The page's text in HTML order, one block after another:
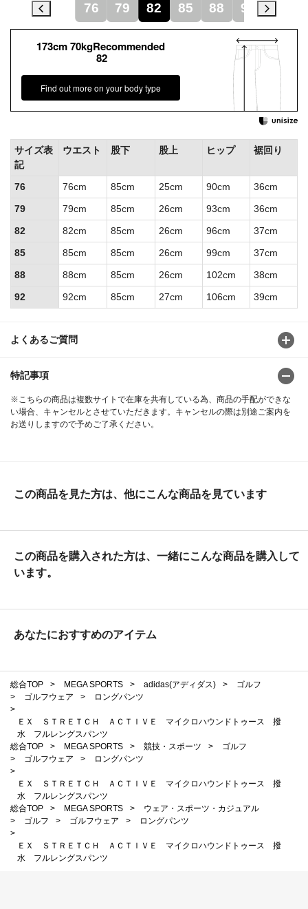
よくあるご質問
特記事項
※こちらの商品は複数サイトで在庫を共有している為、商品の手配ができな
い場合、キャンセルとさせていただきます。キャンセルの際は別途ご案内を
お送りしますので予めご了承ください。
サイズ表
記
ウエスト 股下 股上 ヒップ 裾回り
76 76cm 85cm 25cm 90cm
36cm
79
79cm 85cm 26cm 93cm
36cm
82
82cm 85cm 26cm 96cm
37cm
85
85cm 85cm 26cm 99cm
37cm
88
88cm 85cm 26cm 102cm
38cm
92
92cm 85cm 27cm 106cm 39cm
173cm 70kgRecommended
82
Find out more on your body type
76 79 82 85 88 92
この商品を見た方は、他にこんな商品を見ています
この商品を購入された方は、一緒にこんな商品を購入して
います。
あなたにおすすめのアイテム
総合TOP > MEGA SPORTS > adidas(アディダス) >
ゴルフ
>
ゴルフウェア >
ロングパンツ
>
ＥＸ ＳＴＲＥＴＣＨ ＡＣＴＩＶＥ マイクロハウンドトゥース 撥
水 フルレングスパンツ
総合TOP
> MEGA SPORTS > 競技・スポーツ >
ゴルフ
>
ゴルフウェア >
ロングパンツ
>
ＥＸ ＳＴＲＥＴＣＨ ＡＣＴＩＶＥ マイクロハウンドトゥース 撥
水 フルレングスパンツ
総合TOP
> MEGA SPORTS >
ウェア・スポーツ・カジュアル
>
ゴルフ > ゴルフウェア >
ロングパンツ
>
ＥＸ ＳＴＲＥＴＣＨ ＡＣＴＩＶＥ マイクロハウンドトゥース 撥
水 フルレングスパンツ